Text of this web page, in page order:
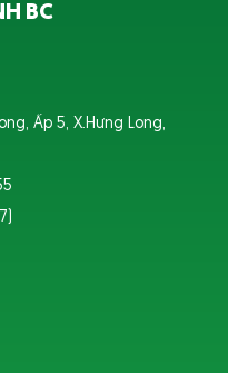
BC
Ấp 5, X.Hưng Long,